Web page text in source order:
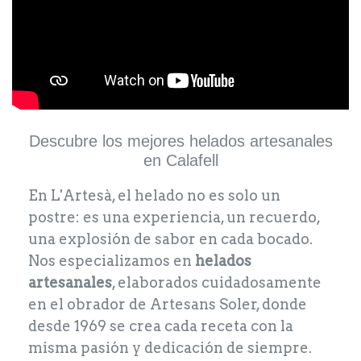
Descubre los mejores helados artesanales
en Calafell
En L'Artesà, el helado no es solo un
postre: es una experiencia, un recuerdo,
una explosión de sabor en cada bocado.
Nos especializamos en helados
artesanales, elaborados cuidadosamente
en el obrador de Artesans Soler, donde
desde 1969 se crea cada receta con la
misma pasión y dedicación de siempre.